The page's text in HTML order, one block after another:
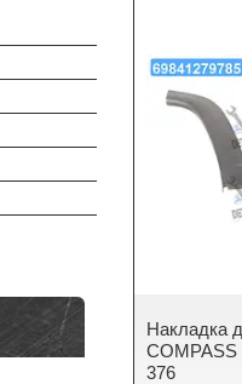
Накладка
COMPASS
376